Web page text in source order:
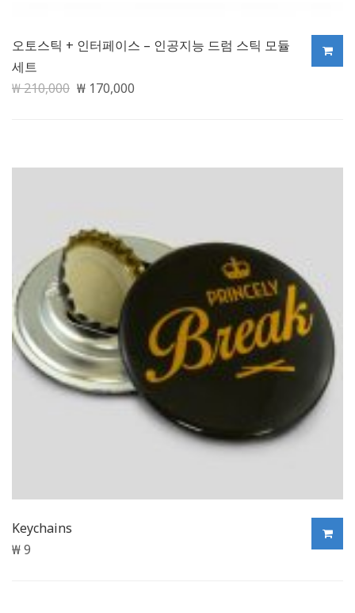
오토스틱 + 인터페이스 – 인공지능 드럼 스틱 모듈
세트
₩210,000 원
₩ 210,000.
₩ 170,000
₩ 170,000.
Keychains
₩9